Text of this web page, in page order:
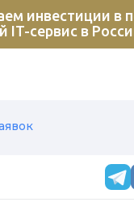
инвестиции в
IT-сервис в